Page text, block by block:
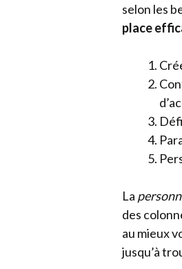
selon les
place
La
des
au mieux
jusqu’à